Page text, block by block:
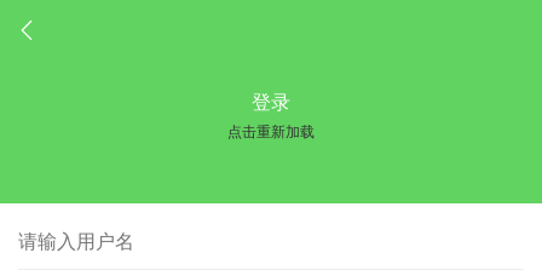
登录
点击重新加载